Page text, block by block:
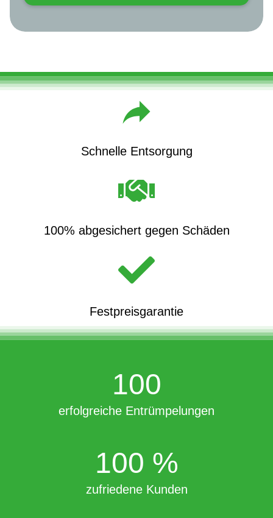
Schnelle Entsorgung
100% abgesichert gegen Schäden
Festpreisgarantie
100
erfolgreiche Entrümpelungen
100 %
zufriedene Kunden